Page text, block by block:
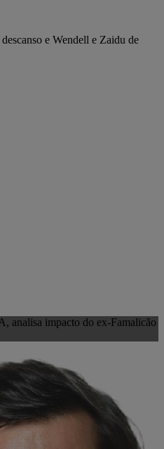
e Wendell e Zaidu de
analisa impacto do ex-Famalicão